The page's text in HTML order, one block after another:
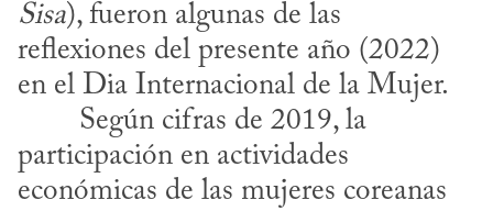
Sisa), fueron algunas de las
reflexiones del presente año (2022)
en el Dia Internacional de la Mujer.
participación en actividades
económicas de las mujeres coreanas